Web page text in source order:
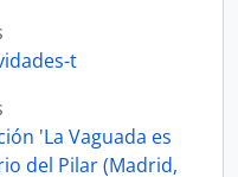
t
'La Vaguada es
del Pilar (Madrid,